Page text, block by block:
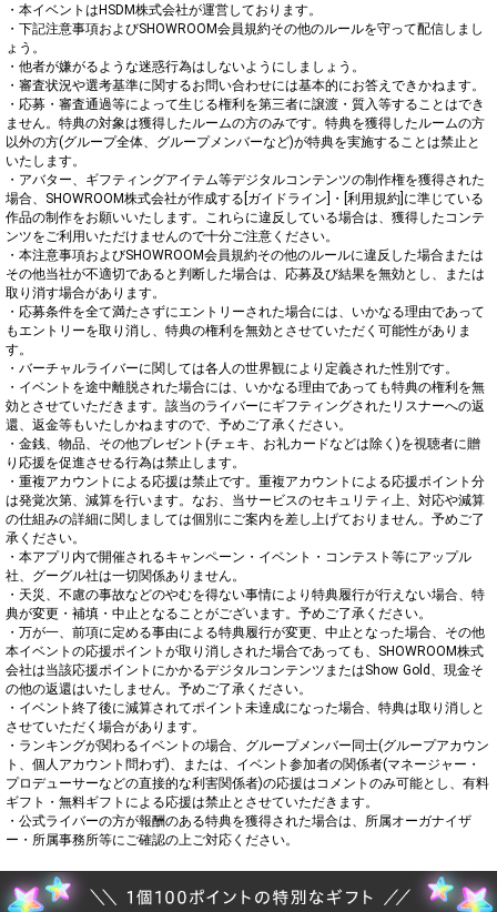
・本イベントはHSDM株式会社が運営しております。
・下記注意事項およびSHOWROOM会員規約その他のルールを守って配信しまし
ょう。
・他者が嫌がるような迷惑行為はしないようにしましょう。
・審査状況や選考基準に関するお問い合わせには基本的にお答えできかねます。
・応募・審査通過等によって生じる権利を第三者に譲渡・質入等することはでき
ません。特典の対象は獲得したルームの方のみです。特典を獲得したルームの方
以外の方(グループ全体、グループメンバーなど)が特典を実施することは禁止と
いたします。
・アバター、ギフティングアイテム等デジタルコンテンツの制作権を獲得された
場合、SHOWROOM株式会社が作成する[ガイドライン]・[利用規約]に準じている
作品の制作をお願いいたします。これらに違反している場合は、獲得したコンテ
ンツをご利用いただけませんので十分ご注意ください。
・本注意事項およびSHOWROOM会員規約その他のルールに違反した場合または
その他当社が不適切であると判断した場合は、応募及び結果を無効とし、または
取り消す場合があります。
・応募条件を全て満たさずにエントリーされた場合には、いかなる理由であって
もエントリーを取り消し、特典の権利を無効とさせていただく可能性がありま
す。
・バーチャルライバーに関しては各人の世界観により定義された性別です。
・イベントを途中離脱された場合には、いかなる理由であっても特典の権利を無
効とさせていただきます。該当のライバーにギフティングされたリスナーへの返
還、返金等もいたしかねますので、予めご了承ください。
・金銭、物品、その他プレゼント(チェキ、お礼カードなどは除く)を視聴者に贈
り応援を促進させる行為は禁止します。
・重複アカウントによる応援は禁止です。重複アカウントによる応援ポイント分
は発覚次第、減算を行います。なお、当サービスのセキュリティ上、対応や減算
の仕組みの詳細に関しましては個別にご案内を差し上げておりません。予めご了
承ください。
・本アプリ内で開催されるキャンペーン・イベント・コンテスト等にアップル
社、グーグル社は一切関係ありません。
・天災、不慮の事故などのやむを得ない事情により特典履行が行えない場合、特
典が変更・補填・中止となることがございます。予めご了承ください。
・万が一、前項に定める事由による特典履行が変更、中止となった場合、その他
本イベントの応援ポイントが取り消しされた場合であっても、SHOWROOM株式
会社は当該応援ポイントにかかるデジタルコンテンツまたはShow Gold、現金そ
の他の返還はいたしません。予めご了承ください。
・イベント終了後に減算されてポイント未達成になった場合、特典は取り消しと
させていただく場合があります。
・ランキングが関わるイベントの場合、グループメンバー同士(グループアカウン
ト、個人アカウント問わず)、または、イベント参加者の関係者(マネージャー・
プロデューサーなどの直接的な利害関係者)の応援はコメントのみ可能とし、有料
ギフト・無料ギフトによる応援は禁止とさせていただきます。
・公式ライバーの方が報酬のある特典を獲得された場合は、所属オーガナイザ